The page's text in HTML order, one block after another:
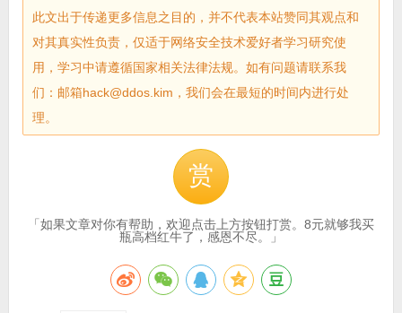
此文出于传递更多信息之目的，并不代表本站赞同其观点和
对其真实性负责，仅适于网络安全技术爱好者学习研究使
用，学习中请遵循国家相关法律法规。如有问题请联系我
们：邮箱hack@ddos.kim，我们会在最短的时间内进行处
理。
赏
「如果文章对你有帮助，欢迎点击上方按钮打赏。8元就够我买
瓶高档红牛了，感恩不尽。」